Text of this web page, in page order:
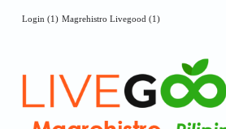
Login (1) Magrehistro Livegood (1)